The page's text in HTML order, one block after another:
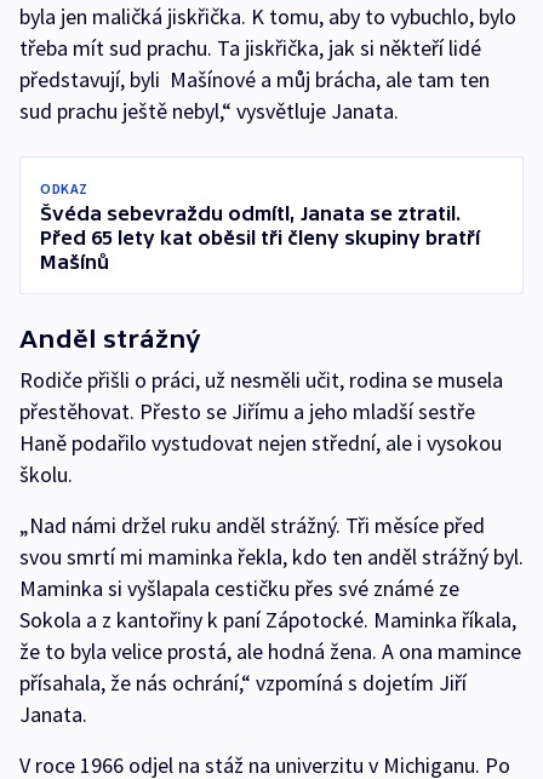
byla jen maličká jiskřička. K tomu, aby to vybuchlo, bylo
třeba mít sud prachu. Ta jiskřička, jak si někteří lidé
představují, byli Mašínové a můj brácha, ale tam ten
sud prachu ještě nebyl,“ vysvětluje Janata.
ODKAZ
Švéda sebevraždu odmítl, Janata se ztratil.
Před 65 lety kat oběsil tři členy skupiny bratří
Mašínů
Anděl strážný
Rodiče přišli o práci, už nesměli učit, rodina se musela
přestěhovat. Přesto se Jiřímu a jeho mladší sestře
Haně podařilo vystudovat nejen střední, ale i vysokou
školu.
„Nad námi držel ruku anděl strážný. Tři měsíce před
svou smrtí mi maminka řekla, kdo ten anděl strážný byl.
Maminka si vyšlapala cestičku přes své známé ze
Sokola a z kantořiny k paní Zápotocké. Maminka říkala,
že to byla velice prostá, ale hodná žena. A ona mamince
přísahala, že nás ochrání,“ vzpomíná s dojetím Jiří
Janata.
V roce 1966 odjel na stáž na univerzitu v Michiganu. Po